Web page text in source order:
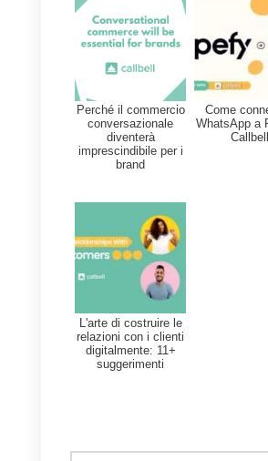
dei punti di forza
Zapier è proprio la
velocità di
lato negativo è il
Google Forms